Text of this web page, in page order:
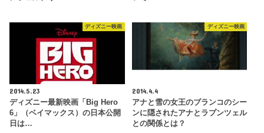
ディズニー映画
2014.5.23
ディズニー最新映画「Big Hero
6」（ベイマックス）の日本公開
日は…
ディズニー映画
2014.4.4
アナと雪の女王のブランコのシー
ンに隠されたアナとラプンツェル
との関係とは？